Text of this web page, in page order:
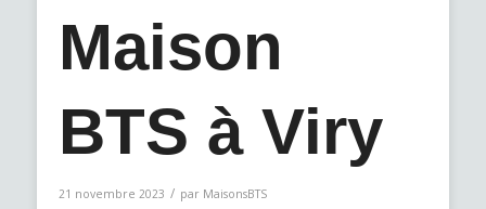
Maison
BTS à Viry
21 novembre 2023 / par MaisonsBTS